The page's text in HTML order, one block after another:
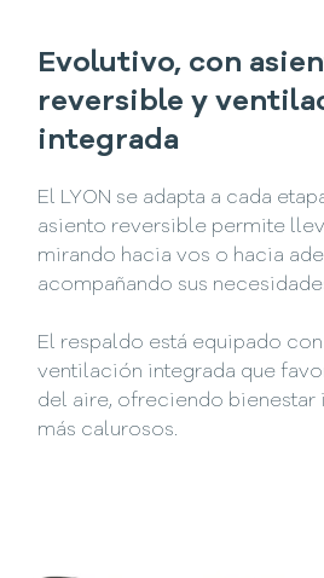
Evolutivo, con
reversible y
integrada
El LYON se adapta a cada
asiento reversible permite
mirando hacia vos o hacia
acompañando sus
El respaldo está equipado
ventilación integrada que
del aire, ofreciendo bienestar
más calurosos.